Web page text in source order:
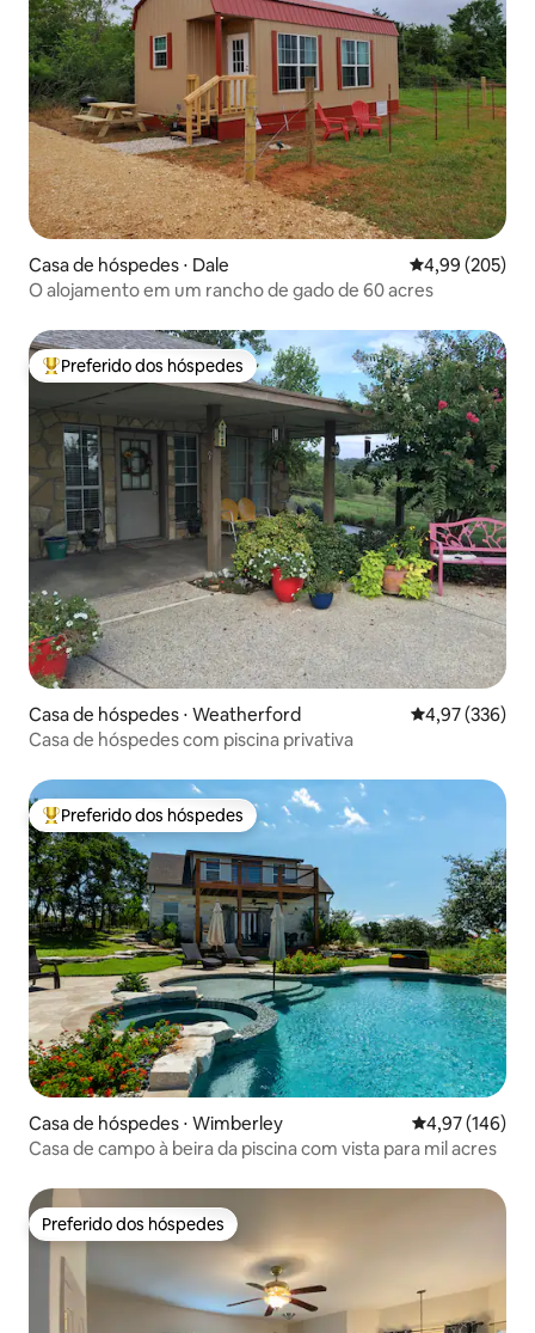
Casa de hóspedes ⋅ Dale 4,99 de uma
4,99 (205)
O alojamento em um rancho de gado de 60 acres
Entre os melhores preferidos dos hóspedes
Preferido dos hóspedes
Casa de hóspedes ⋅ Weatherford 4,97 de uma
4,97 (336)
Casa de hóspedes com piscina privativa
Entre os melhores preferidos dos hóspedes
Preferido dos hóspedes
Casa de hóspedes ⋅ Wimberley 4,97 de uma
4,97 (146)
Casa de campo à beira da piscina com vista para mil acres
Preferido dos hóspedes
Preferido dos hóspedes